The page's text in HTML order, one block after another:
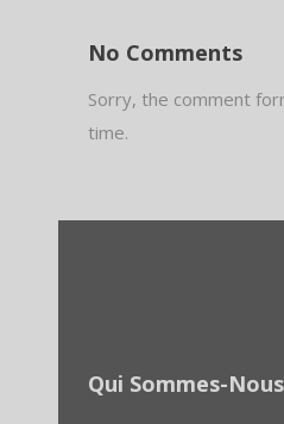
No Comments
Sorry, the comment
time.
Qui Sommes-